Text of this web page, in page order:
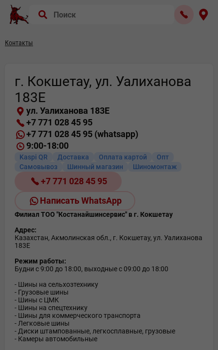
Контакты
г. Кокшетау, ул. Уалиханова
183Е
ул. Уалиханова 183Е
+7 771 028 45 95
+7 771 028 45 95 (whatsapp)
9:00-18:00
Kaspi QR Доставка Оплата картой
Опт
Самовывоз
Шинный магазин Шиномонтаж
+7 771 028 45 95
Написать WhatsApp
Филиал ТОО "Костанайшинсервис" в г. Кокшетау
Адрес:
Казахстан, Акмолинская обл., г. Кокшетау, ул. Уалиханова
183Е
Режим работы:
Будни с 9:00 до 18:00, выходные с 09:00 до 18:00
- Шины на сельхозтехнику
- Грузовые шины
- Шины с ЦМК
- Шины на спецтехнику
- Шины для коммерческого транспорта
- Легковые шины
- Диски штампованные, легкосплавные, грузовые
- Камеры автомобильные